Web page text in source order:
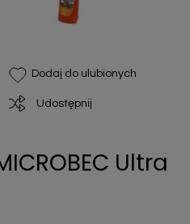
Dodaj do ulubionych
Udostępnij
Ultra